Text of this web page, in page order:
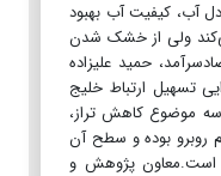
آب، کیفیت آب بهبود
ولی از خشک شدن
حمید علیزاده
تسهیل ارتباط خلیج
سه موضوع کاهش تراز،
روبرو بوده و سطح آن
یافته است.معاون پژوهش و